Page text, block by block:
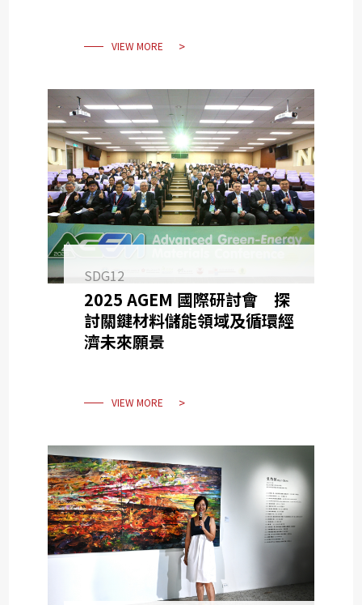
VIEW MORE
SDG12
2025 AGEM 國際研討會 探
討關鍵材料儲能領域及循環經
濟未來願景
VIEW MORE